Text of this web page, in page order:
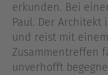
erkunden. Bei
Paul. Der
und reist mit
Zusammentreffen
unverhofft